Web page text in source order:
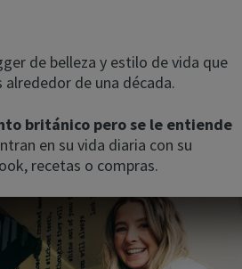
de belleza y estilo de vida que
de una década.
británico pero se le entiende
en su vida diaria con su
recetas o compras.